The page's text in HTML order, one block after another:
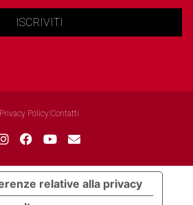
ISCRIVITI
Privacy Policy Contatti
relative alla privacy